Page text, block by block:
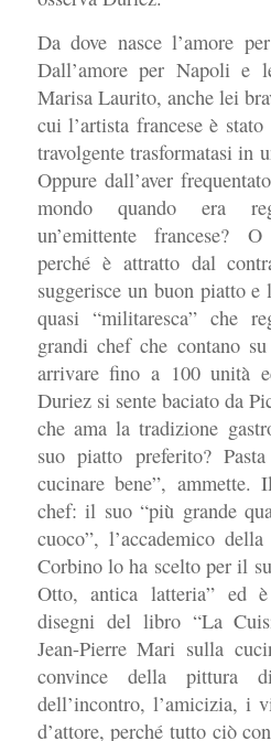
Da dove nasce l’amore
Dall’amore per Napoli e
Marisa Laurito, anche lei
cui l’artista francese è
travolgente trasformatasi in
Oppure dall’aver
mondo quando era
un’emittente francese?
perché è attratto dal
suggerisce un buon piatto
quasi “militaresca” che
grandi chef che contano
arrivare fino a 100 unità
Duriez si sente baciato da
che ama la tradizione
suo piatto preferito?
cucinare bene”,
chef: il suo “più grande
cuoco”, l’accademico
Corbino lo ha scelto per il
Otto, antica latteria” ed
disegni del libro “La
Jean-Pierre Mari sulla
convince della pittura
dell’incontro, l’amicizia, i
d’attore, perché tutto ciò